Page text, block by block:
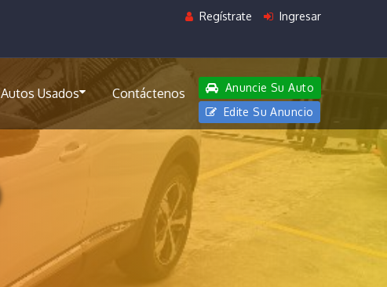
Regístrate Ingresar
Autos Usados Contáctenos
Anuncie Su Auto
Edite Su Anuncio